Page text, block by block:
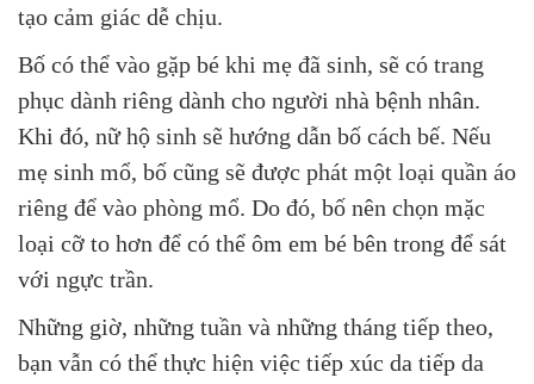
tạo cảm giác dễ chịu.
Bố có thể vào gặp bé khi mẹ đã sinh, sẽ có trang
phục dành riêng dành cho người nhà bệnh nhân.
Khi đó, nữ hộ sinh sẽ hướng dẫn bố cách bế. Nếu
mẹ sinh mổ, bố cũng sẽ được phát một loại quần áo
riêng để vào phòng mổ. Do đó, bố nên chọn mặc
loại cỡ to hơn để có thể ôm em bé bên trong để sát
với ngực trần.
Những giờ, những tuần và những tháng tiếp theo,
bạn vẫn có thể thực hiện việc tiếp xúc da tiếp da